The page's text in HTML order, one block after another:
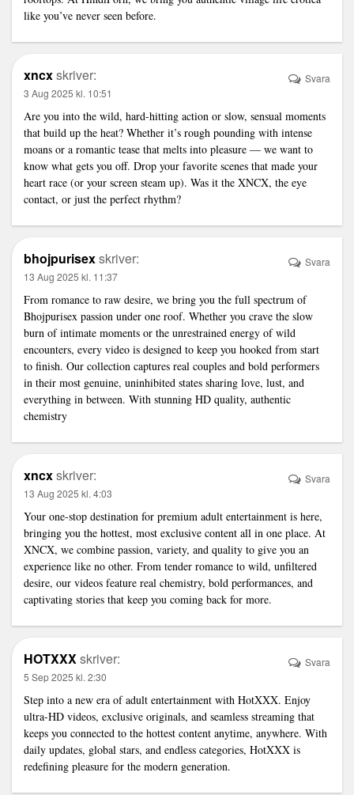
like you’ve never seen before.
xncxskriver:
3 Aug 2025 kl. 10:51
Are you into the wild, hard-hitting action or slow, sensual moments
that build up the heat? Whether it’s rough pounding with intense
moans or a romantic tease that melts into pleasure — we want to
know what gets you off. Drop your favorite scenes that made your
heart race (or your screen steam up). Was it the XNCX, the eye
contact, or just the perfect rhythm?
Svara
bhojpurisexskriver:
13 Aug 2025 kl. 11:37
From romance to raw desire, we bring you the full spectrum of
Bhojpurisex passion under one roof. Whether you crave the slow
burn of intimate moments or the unrestrained energy of wild
encounters, every video is designed to keep you hooked from start
to finish. Our collection captures real couples and bold performers
in their most genuine, uninhibited states sharing love, lust, and
everything in between. With stunning HD quality, authentic
chemistry
Svara
xncxskriver:
13 Aug 2025 kl. 4:03
Your one-stop destination for premium adult entertainment is here,
bringing you the hottest, most exclusive content all in one place. At
XNCX, we combine passion, variety, and quality to give you an
experience like no other. From tender romance to wild, unfiltered
desire, our videos feature real chemistry, bold performances, and
captivating stories that keep you coming back for more.
Svara
HOTXXXskriver:
5 Sep 2025 kl. 2:30
Step into a new era of adult entertainment with HotXXX. Enjoy
ultra-HD videos, exclusive originals, and seamless streaming that
keeps you connected to the hottest content anytime, anywhere. With
daily updates, global stars, and endless categories, HotXXX is
redefining pleasure for the modern generation.
Svara